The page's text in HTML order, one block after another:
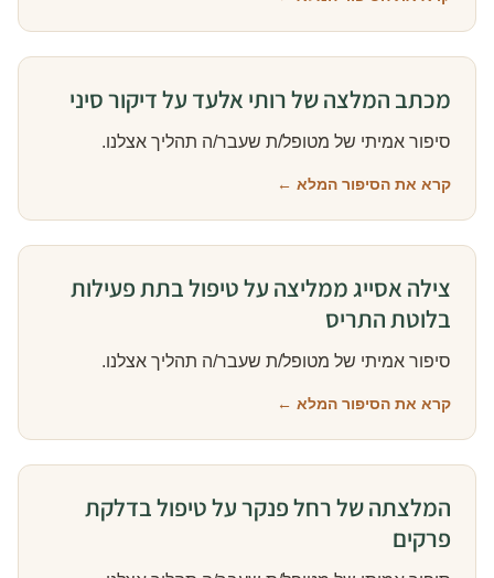
מכתב המלצה של רותי אלעד על דיקור סיני
סיפור אמיתי של מטופל/ת שעבר/ה תהליך אצלנו.
קרא את הסיפור המלא ←
צילה אסייג ממליצה על טיפול בתת פעילות
בלוטת התריס
סיפור אמיתי של מטופל/ת שעבר/ה תהליך אצלנו.
קרא את הסיפור המלא ←
המלצתה של רחל פנקר על טיפול בדלקת
פרקים